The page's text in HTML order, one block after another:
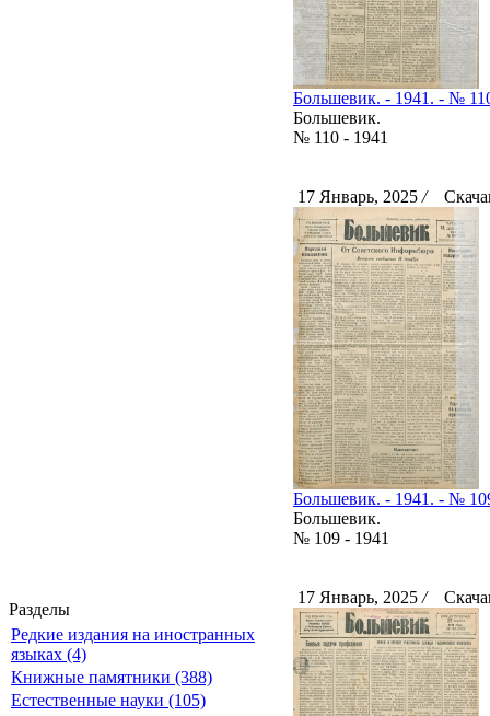
Разделы
Редкие издания на иностранных
языках (4)
Книжные памятники (388)
Естественные науки (105)
Большевик. - 1941. - №
Большевик.
№ 110 - 1941
17 Январь, 2025 /
Большевик. - 1941. - №
Большевик.
№ 109 - 1941
17 Январь, 2025 /